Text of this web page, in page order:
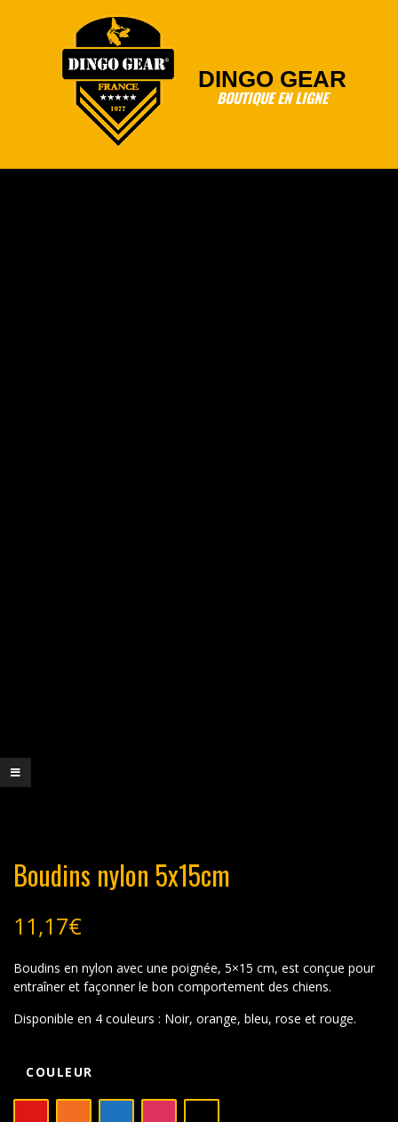
DINGO GEAR
BOUTIQUE EN LIGNE
Boudins nylon 5x15cm
11,17€
Boudins en nylon avec une poignée, 5×15 cm, est conçue pour
entraîner et façonner le bon comportement des chiens.
Disponible en 4 couleurs : Noir, orange, bleu, rose et rouge.
COULEUR